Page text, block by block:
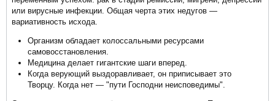
или вирусные инфекции. Общая черта этих недугов —
вариативность исхода.
Организм обладает колоссальными ресурсами
самовосстановления.
Медицина делает гигантские шаги вперед.
Когда верующий выздоравливает, он приписывает это
Творцу. Когда нет — "пути Господни неисповедимы".